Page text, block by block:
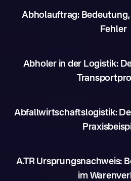
Abholauftrag:
Fehler
Abholer in der Logistik:
Abfallwirtschaftslogistik:
A.TR Ursprungsnachweis:
im